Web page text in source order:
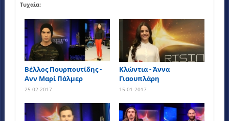
Τυχαία:
Βέλλος Πουρπουτίδης -
Ανν Μαρί Πάλμερ
25-02-2017
Κλώντια - Άννα
Γιαουπλάρη
15-01-2017